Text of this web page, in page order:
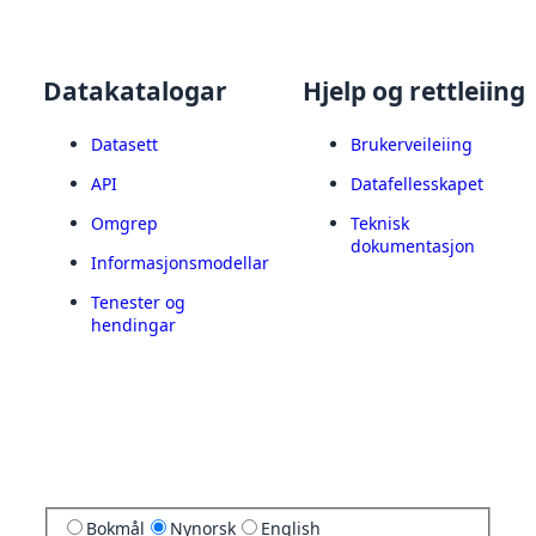
Datakatalogar
Datasett
API
Omgrep
Informasjonsmodellar
Tenester og
hendingar
Hjelp og rettleiing
Brukerveileiing
Datafellesskapet
Teknisk
dokumentasjon
Bokmål Nynorsk English